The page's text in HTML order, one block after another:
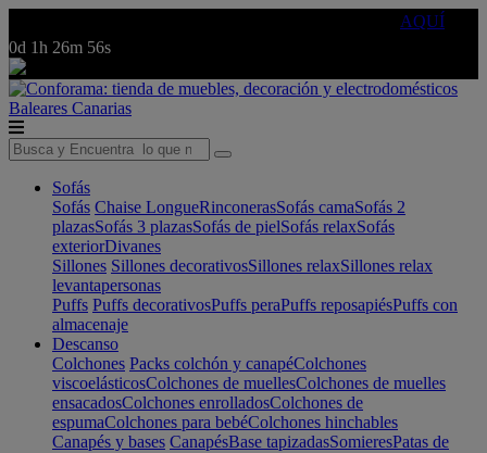
AQUÍ
0d 1h 26m 56s
Baleares Canarias
Sofás
Sofás Chaise LongueRinconerasSofás camaSofás 2
plazasSofás 3 plazasSofás de pielSofás relaxSofás
exteriorDivanes
Sillones Sillones decorativosSillones relaxSillones relax
levantapersonas
Puffs Puffs decorativosPuffs peraPuffs reposapiésPuffs con
almacenaje
Descanso
Colchones Packs colchón y canapéColchones
viscoelásticosColchones de muellesColchones de muelles
ensacadosColchones enrolladosColchones de
espumaColchones para bebéColchones hinchables
Canapés y bases CanapésBase tapizadasSomieresPatas de